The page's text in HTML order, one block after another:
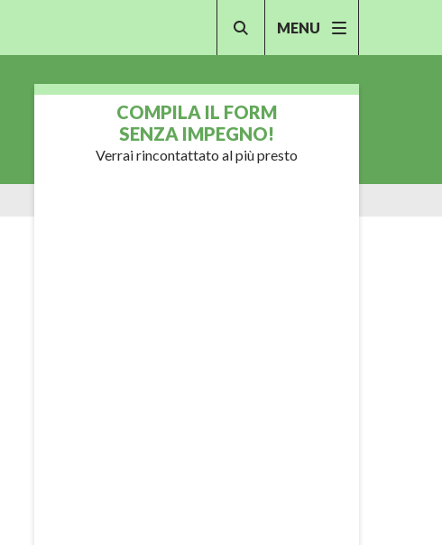
MENU
COMPILA IL FORM
SENZA IMPEGNO!
Verrai rincontattato al più presto